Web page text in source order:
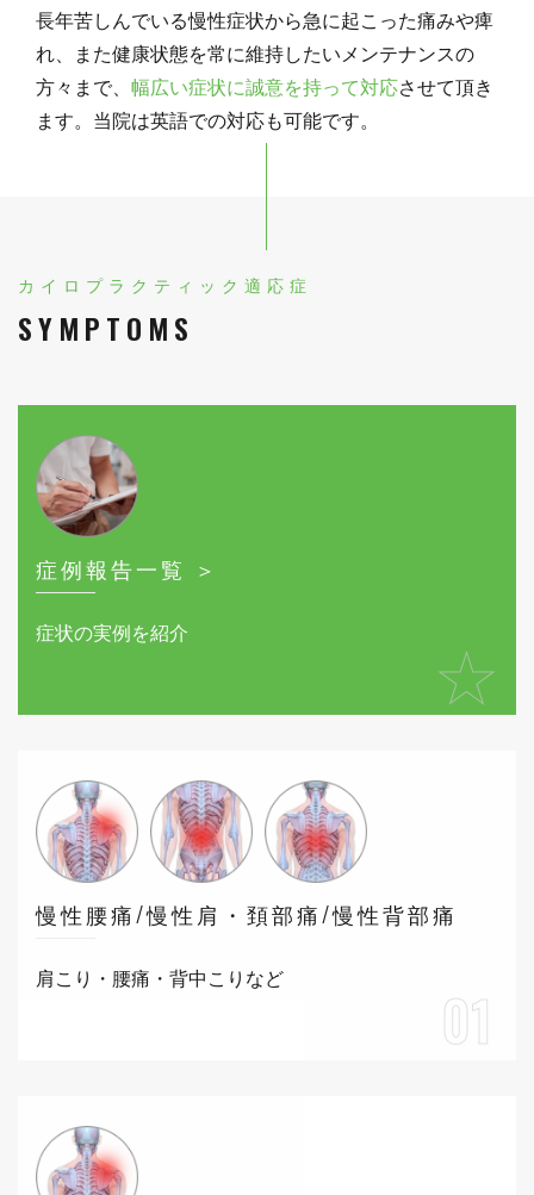
長年苦しんでいる慢性症状から急に起こった痛みや痺
れ、また健康状態を常に維持したいメンテナンスの
方々まで、 幅広い症状に誠意を持って対応させて頂き
ます。当院は英語での対応も可能です。
カイロプラクティック適応症
SYMPTOMS
症例報告一覧 ＞
症状の実例を紹介
★
慢性腰痛/慢性肩・頚部痛/慢性背部痛
肩こり・腰痛・背中こりなど
01